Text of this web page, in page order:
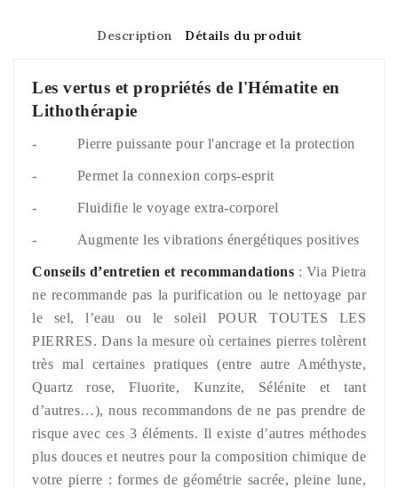
Description Détails du produit
Les vertus et propriétés de l'Hématite en
Lithothérapie
- Pierre puissante pour l'ancrage et la protection
- Permet la connexion corps-esprit
- Fluidifie le voyage extra-corporel
- Augmente les vibrations énergétiques positives
Conseils d’entretien et recommandations : Via Pietra
ne recommande pas la purification ou le nettoyage par
le sel, l’eau ou le soleil POUR TOUTES LES
PIERRES. Dans la mesure où certaines pierres tolèrent
très mal certaines pratiques (entre autre Améthyste,
Quartz rose, Fluorite, Kunzite, Sélénite et tant
d’autres…), nous recommandons de ne pas prendre de
risque avec ces 3 éléments. Il existe d’autres méthodes
plus douces et neutres pour la composition chimique de
votre pierre : formes de géométrie sacrée, pleine lune,